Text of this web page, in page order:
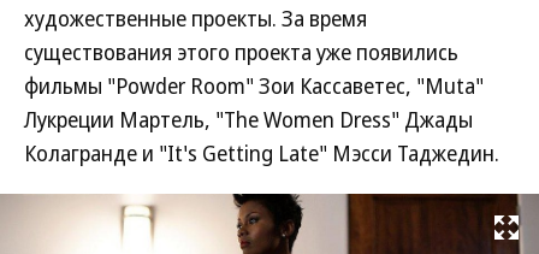
художественные проекты. За время
существования этого проекта уже появились
фильмы "Powder Room" Зои Кассаветес, "Muta"
Лукреции Мартель, "The Women Dress" Джады
Колагранде и "It's Getting Late" Мэсси Таджедин.
Развернуть